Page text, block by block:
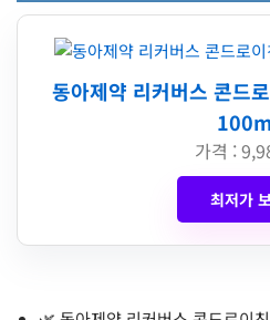
동아제약 리커버스 콘드
가격 :
최저가